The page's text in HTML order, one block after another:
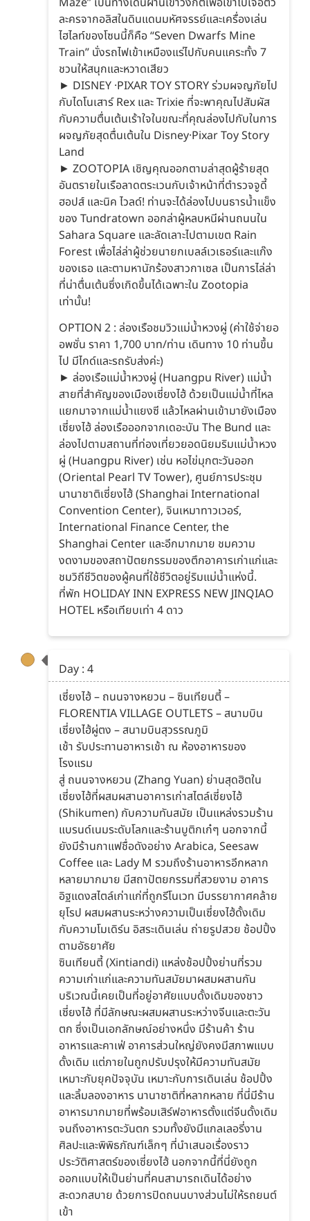
ละครจากอลิสในดินแดนมหัศจรรย์และเครื่องเล่น
ไฮไลท์ของโซนนี้ก็คือ “Seven Dwarfs Mine
Train” นั่งรถไฟเข้าเหมืองแร่ไปกับคนแคระทั้ง 7
ชวนให้สนุกและหวาดเสียว
► DISNEY ·PIXAR TOY STORY ร่วมผจญภัยไป
กับไดโนเสาร์ Rex และ Trixie ที่จะพาคุณไปสัมผัส
กับความตื่นเต้นเร้าใจในขณะที่คุณล่องไปกับในการ
ผจญภัยสุดตื่นเต้นใน Disney·Pixar Toy Story
Land
► ZOOTOPIA เชิญคุณออกตามล่าสุดผู้ร้ายสุด
อันตรายในเรือลาดตระเวนกับเจ้าหน้าที่ตำรวจจูดี้
ฮอปส์ และนิค ไวลด์! ท่านจะได้ล่องไปบนธารน้ำแข็ง
ของ Tundratown ออกล่าผู้หลบหนีผ่านถนนใน
Sahara Square และลัดเลาะไปตามเขต Rain
Forest เพื่อไล่ล่าผู้ช่วยนายกเบลล์เวเธอร์และแก๊ง
ของเธอ และตามหานักร้องสาวกาเซล เป็นการไล่ล่า
ที่น่าตื่นเต้นซึ่งเกิดขึ้นได้เฉพาะใน Zootopia
เท่านั้น!
OPTION 2 : ล่องเรือชมวิวแม่น้ำหวงผู่ (ค่าใช้จ่ายอ
อพชั่น ราคา 1,700 บาท/ท่าน เดินทาง 10 ท่านขึ้น
ไป มีไกด์และรถรับส่งค่ะ)
► ล่องเรือแม่น้ำหวงผู่ (Huangpu River) แม่น้ำ
สายที่สำคัญของเมืองเซี่ยงไฮ้ ด้วยเป็นแม่น้ำที่ไหล
แยกมาจากแม่น้ำแยงซี แล้วไหลผ่านเข้ามายังเมือง
เซี่ยงไฮ้ ล่องเรือออกจากเดอะบัน The Bund และ
ล่องไปตามสถานที่ท่องเที่ยวยอดนิยมริมแม่น้ำหวง
ผู่ (Huangpu River) เช่น หอไข่มุกตะวันออก
(Oriental Pearl TV Tower), ศูนย์การประชุม
นานาชาติเซี่ยงไฮ้ (Shanghai International
Convention Center), จินเหมาทาวเวอร์,
International Finance Center, the
Shanghai Center และอีกมากมาย ชมความ
งดงามของสถาปัตยกรรมของตึกอาคารเก่าแก่และ
ชมวิถีชีวิตของผู้คนที่ใช้ชีวิตอยู่ริมแม่น้ำแห่งนี้.
ที่พัก HOLIDAY INN EXPRESS NEW JINQIAO
HOTEL หรือเทียบเท่า 4 ดาว
Day : 4
เซี่ยงไฮ้ – ถนนจางหยวน – ซินเทียนตี้ –
FLORENTIA VILLAGE OUTLETS – สนามบิน
เซี่ยงไฮ้ผู่ตง – สนามบินสุวรรณภูมิ
เช้า รับประทานอาหารเช้า ณ ห้องอาหารของ
โรงแรม
สู่ ถนนจางหยวน (Zhang Yuan) ย่านสุดฮิตใน
เซี่ยงไฮ้ที่ผสมผสานอาคารเก่าสไตล์เซี่ยงไฮ้
(Shikumen) กับความทันสมัย เป็นแหล่งรวมร้าน
แบรนด์เนมระดับโลกและร้านบูติกเก๋ๆ นอกจากนี้
ยังมีร้านกาแฟชื่อดังอย่าง Arabica, Seesaw
Coffee และ Lady M รวมถึงร้านอาหารอีกหลาก
หลายมากมาย มีสถาปัตยกรรมที่สวยงาม อาคาร
อิฐแดงสไตล์เก่าแก่ที่ถูกรีโนเวท มีบรรยากาศคล้าย
ยุโรป ผสมผสานระหว่างความเป็นเซี่ยงไฮ้ดั้งเดิม
กับความโมเดิร์น อิสระเดินเล่น ถ่ายรูปสวย ช้อปปิ้ง
ตามอัธยาศัย
ซินเทียนตี้ (Xintiandi) แหล่งช้อปปิ้งย่านที่รวม
ความเก่าแก่และความทันสมัยมาผสมผสานกัน
บริเวณนี้เคยเป็นที่อยู่อาศัยแบบดั้งเดิมของชาว
เซี่ยงไฮ้ ที่มีลักษณะผสมผสานระหว่างจีนและตะวัน
ตก ซึ่งเป็นเอกลักษณ์อย่างหนึ่ง มีร้านค้า ร้าน
อาหารและคาเฟ่ อาคารส่วนใหญ่ยังคงมีสภาพแบบ
ดั้งเดิม แต่ภายในถูกปรับปรุงให้มีความทันสมัย
เหมาะกับยุคปัจจุบัน เหมาะกับการเดินเล่น ช้อปปิ้ง
และลิ้มลองอาหาร นานาชาติที่หลากหลาย ที่นี่มีร้าน
อาหารมากมายที่พร้อมเสิร์ฟอาหารตั้งแต่จีนดั้งเดิม
จนถึงอาหารตะวันตก รวมทั้งยังมีแกลเลอรี่งาน
ศิลปะและพิพิธภัณฑ์เล็กๆ ที่นำเสนอเรื่องราว
ประวัติศาสตร์ของเซี่ยงไฮ้ นอกจากนี้ที่นี่ยังถูก
ออกแบบให้เป็นย่านที่คนสามารถเดินได้อย่าง
สะดวกสบาย ด้วยการปิดถนนบางส่วนไม่ให้รถยนต์
เข้า